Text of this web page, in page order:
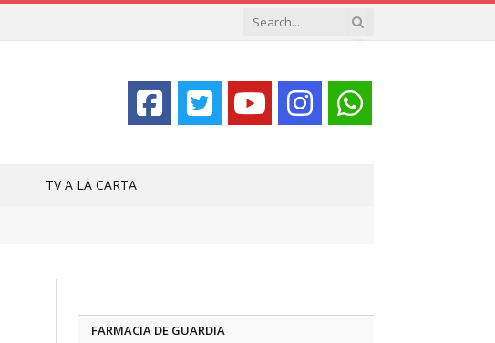
TV A LA CARTA
FARMACIA DE GUARDIA